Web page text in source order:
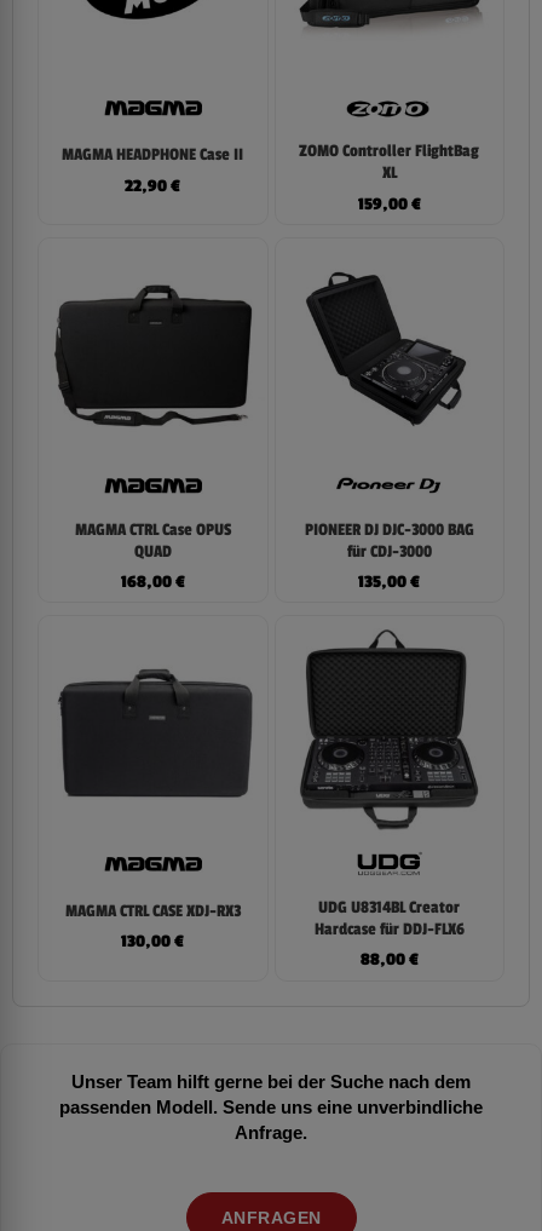
MAGMA HEADPHONE Case II
22,90€
ZOMO Controller FlightBag
XL
159,00€
MAGMA CTRL Case OPUS
QUAD
168,00€
PIONEER DJ DJC-3000 BAG
für CDJ-3000
135,00€
MAGMA CTRL CASE XDJ-RX3
130,00€
UDG U8314BL Creator
Hardcase für DDJ-FLX6
88,00€
Unser Team hilft gerne bei der Suche nach dem
passenden Modell. Sende uns eine unverbindliche
Anfrage.
ANFRAGEN